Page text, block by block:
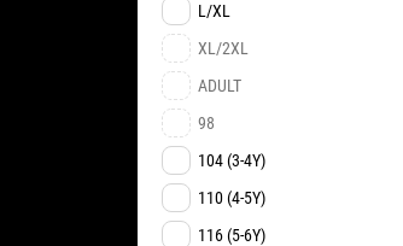
L/XL
XL/2XL
ADULT
98
104 (3-4Y)
110 (4-5Y)
116 (5-6Y)